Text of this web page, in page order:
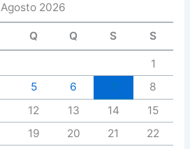
Agosto 2026
Q Q S S
1
5 6
8
12 13 14
15
19 20 21
22